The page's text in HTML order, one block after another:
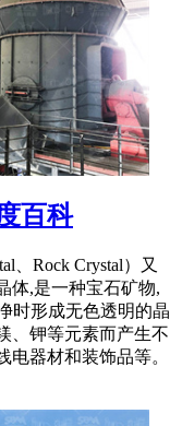
百科
、Rock Crystal）又
体,是一种宝石矿物,
时形成无色透明的晶
、钾等元素而产生不
电器材和装饰品等。